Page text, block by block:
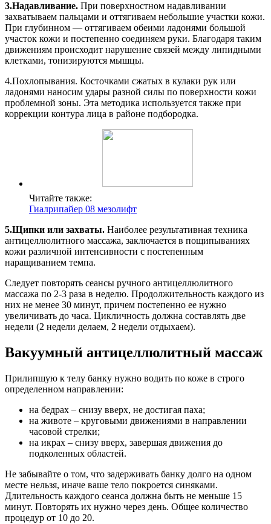
3.Надавливание. При поверхностном надавливании
захватываем пальцами и оттягиваем небольшие участки кожи.
При глубинном — оттягиваем обеими ладонями большой
участок кожи и постепенно соединяем руки. Благодаря таким
движениям происходит нарушение связей между липидными
клетками, тонизируются мышцы.
4.Похлопывания. Косточками сжатых в кулаки рук или
ладонями наносим удары разной силы по поверхности кожи
проблемной зоны. Эта методика используется также при
коррекции контура лица в районе подбородка.
Читайте также:
Гиалрипайер 08 мезолифт
5.Щипки или захваты. Наиболее результативная техника
антицеллюлитного массажа, заключается в пощипываниях
кожи различной интенсивности с постепенным
наращиванием темпа.
Следует повторять сеансы ручного антицеллюлитного
массажа по 2-3 раза в неделю. Продолжительность каждого из
них не менее 30 минут, причем постепенно ее нужно
увеличивать до часа. Цикличность должна составлять две
недели (2 недели делаем, 2 недели отдыхаем).
Вакуумный антицеллюлитный массаж
Прилипшую к телу банку нужно водить по коже в строго
определенном направлении:
на бедрах – снизу вверх, не достигая паха;
на животе – круговыми движениями в направлении
часовой стрелки;
на икрах – снизу вверх, завершая движения до
подколенных областей.
Не забывайте о том, что задерживать банку долго на одном
месте нельзя, иначе ваше тело покроется синяками.
Длительность каждого сеанса должна быть не меньше 15
минут. Повторять их нужно через день. Общее количество
процедур от 10 до 20.